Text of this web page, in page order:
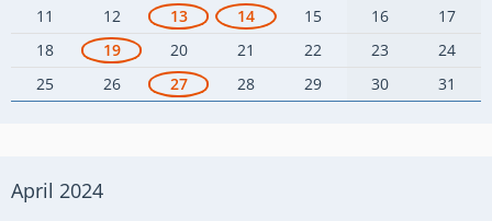
11 12 13 14 15 16
17
18
19 20 21 22 23
24
25
26 27 28 29 30 31
April 2024